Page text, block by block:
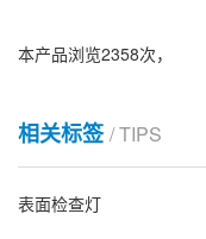
本产品浏览2358次，
相关标签/ TIPS
表面检查灯